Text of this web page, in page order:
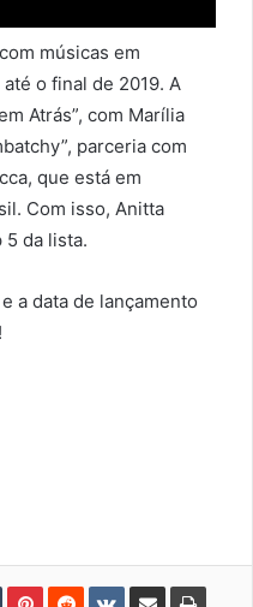
músicas em
o final de 2019. A
Atrás”, com Marília
parceria com
que está em
Com isso, Anitta
5 da lista.
a data de lançamento